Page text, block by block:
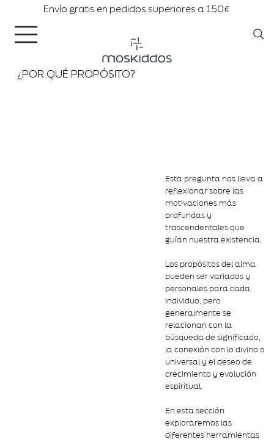
Envío gratis en pedidos superiores a 150€
¿POR QUÉ PROPÓSITO?
Esta pregunta nos lleva a
reflexionar sobre las
motivaciones más
profundas y
trascendentales que
guían nuestra existencia.
Los propósitos del alma
pueden ser variados y
personales para cada
individuo, pero
generalmente se
relacionan con la
búsqueda de significado,
la conexión con lo divino o
universal y el deseo de
crecimiento y evolución
espiritual.
En esta sección
exploraremos las
diferentes herramientas